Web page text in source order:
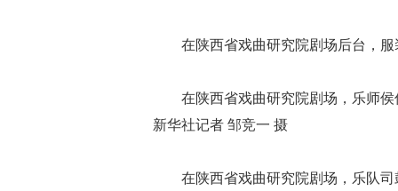
在陕西省戏曲研究院剧场后台，
在陕西省戏曲研究院剧场，乐师
新华社记者 邹竞一 摄
在陕西省戏曲研究院剧场，乐队